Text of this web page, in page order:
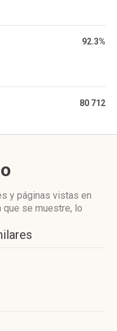
92.3%
80 712
y páginas vistas en
se muestre, lo